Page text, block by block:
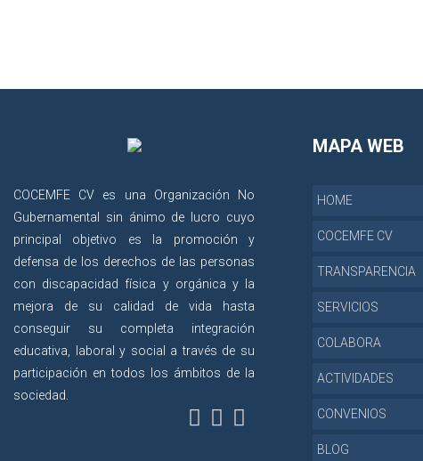
COCEMFE CV es una Organización No
Gubernamental sin ánimo de lucro cuyo
principal objetivo es la promoción y
defensa de los derechos de las personas
con discapacidad física y orgánica y la
mejora de su calidad de vida hasta
conseguir su completa integración
educativa, laboral y social a través de su
participación en todos los ámbitos de la
sociedad.
MAPA WEB
HOME
COCEMFE CV
TRANSPARENCIA
SERVICIOS
COLABORA
ACTIVIDADES
CONVENIOS
BLOG